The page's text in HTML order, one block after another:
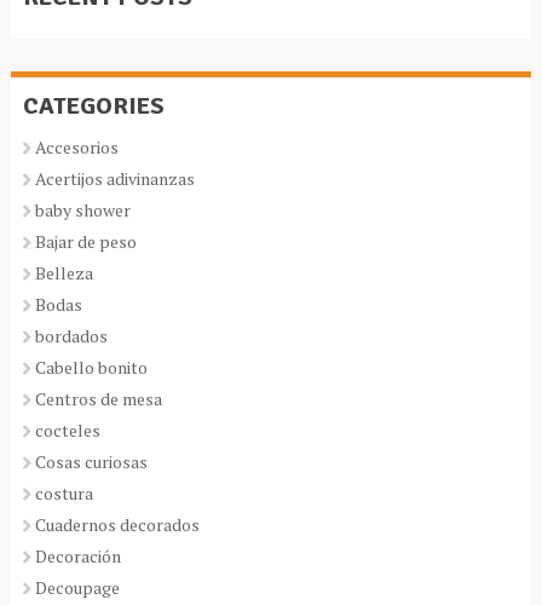
CATEGORIES
Accesorios
Acertijos adivinanzas
baby shower
Bajar de peso
Belleza
Bodas
bordados
Cabello bonito
Centros de mesa
cocteles
Cosas curiosas
costura
Cuadernos decorados
Decoración
Decoupage